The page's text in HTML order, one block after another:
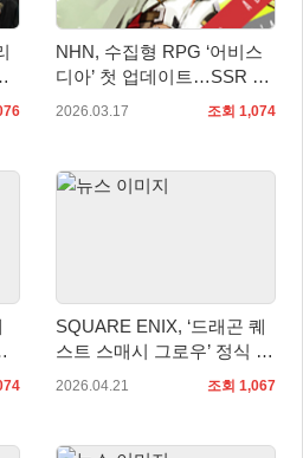
NHN, 수집형 RPG ‘어비스
디아’ 첫 업데이트…SSR 근
거리 탱커 ‘라라티나’ 공개
2026.03.17 조회 1,074
SQUARE ENIX, ‘드래곤 퀘
스트 스매시 그로우’ 정식 출
시
2026.04.21 조회 1,067